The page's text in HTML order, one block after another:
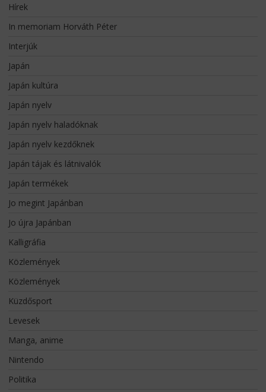
Hírek
In memoriam Horváth Péter
Interjúk
Japán
Japán kultúra
Japán nyelv
Japán nyelv haladóknak
Japán nyelv kezdőknek
Japán tájak és látnivalók
Japán termékek
Jo megint Japánban
Jo újra Japánban
Kalligráfia
Közlemények
Közlemények
Küzdősport
Levesek
Manga, anime
Nintendo
Politika